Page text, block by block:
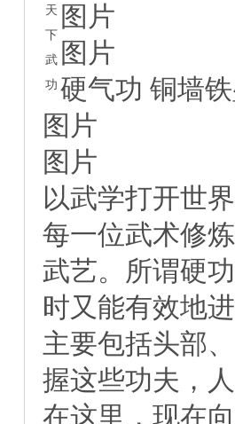
天
下
武
功
图片
图片
硬气功铜墙铁
图片
图片
以武学打开世
每一位武术修
武艺。所谓硬
时又能有效地
主要包括头部
握这些功夫，
在这里，现在